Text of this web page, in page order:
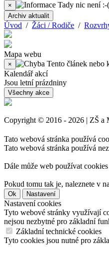
× Tady nic není :-(
Archiv aktualit
Úvod / Žáci / Rodiče /
Mapa webu
×
Tento článek nebo
Kalendář akcí
Jsou letní prázdniny
Všechny akce
Copyright © 2016 - 2026 | ZŠ a
Tato webová stránka používá
Tato webová stránka používá
Dále může web používat
Pokud tomu tak je, naleznete v
Ok Nastavení
Nastavení cookies
Tyto webové stránky využívají
nejsou nezbytné pro základní
Základní technické cookies
Tyto cookies jsou nutné pro